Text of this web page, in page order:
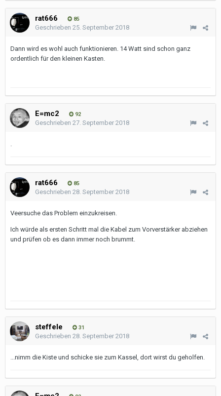
rat666 85
Geschrieben 25. September 2018
Dann wird es wohl auch funktionieren. 14 Watt sind schon ganz
ordentlich für den kleinen Kasten.
E=mc2 92
Geschrieben 27. September 2018
.
rat666 85
Geschrieben 28. September 2018
Veersuche das Problem einzukreisen.
Ich würde als ersten Schritt mal die Kabel zum Vorverstärker abziehen
und prüfen ob es dann immer noch brummt.
steffele 31
Geschrieben 28. September 2018
...nimm die Kiste und schicke sie zum Kassel, dort wirst du geholfen.